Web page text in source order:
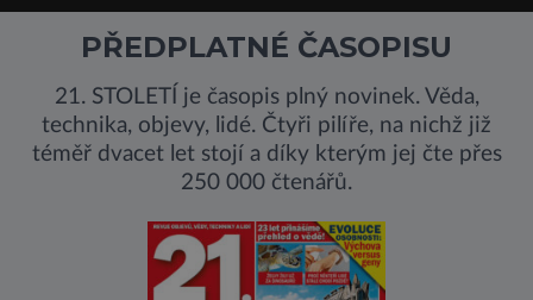
PŘEDPLATNÉ ČASOPISU
21. STOLETÍ je časopis plný novinek. Věda,
technika, objevy, lidé. Čtyři pilíře, na nichž již
téměř dvacet let stojí a díky kterým jej čte přes
250 000 čtenářů.